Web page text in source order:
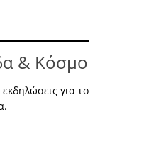
& Κόσμο
για το